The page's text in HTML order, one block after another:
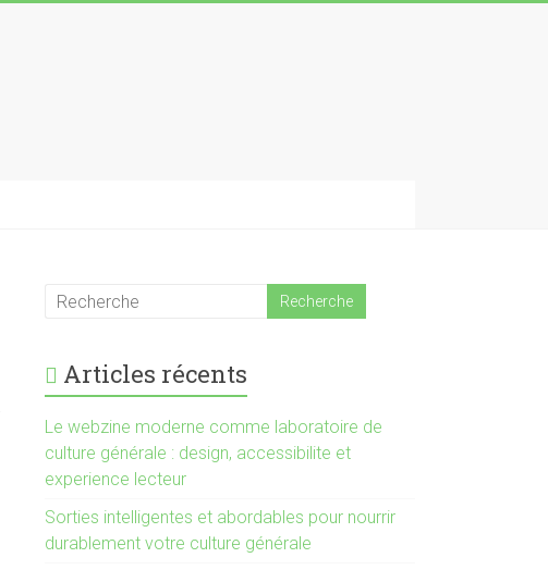
Articles récents
Le webzine moderne comme laboratoire de
culture générale : design, accessibilite et
experience lecteur
Sorties intelligentes et abordables pour nourrir
durablement votre culture générale